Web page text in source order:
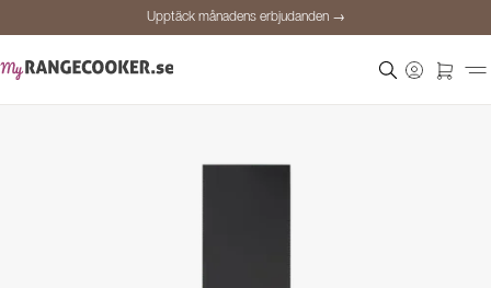
Upptäck månadens erbjudanden →